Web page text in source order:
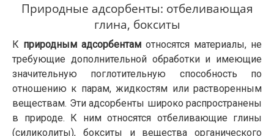
Природные адсорбенты: отбеливающая
глина, бокситы
К природным адсорбентам относятся материалы, не
требующие дополнительной обработки и имеющие
значительную поглотительную способность по
отношению к парам, жидкостям или растворенным
веществам. Эти адсорбенты широко распространены
в природе. К ним относятся отбеливающие глины
(силиколиты), бокситы и вещества органического